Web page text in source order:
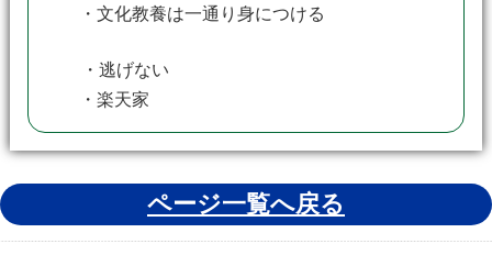
・文化教養は一通り身につける
・逃げない
・楽天家
ページ一覧へ戻る